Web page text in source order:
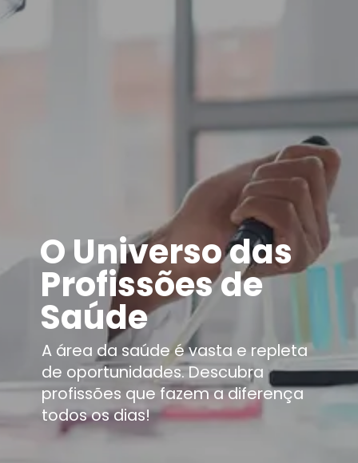
A área da saúde é vasta e repleta
de oportunidades. Descubra
profissões que fazem a diferença
todos os dias!
O Universo das
Profissões de
Saúde